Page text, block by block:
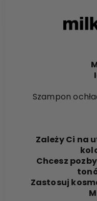
Szampon
Zależy Ci na
Chcesz
Zastosuj